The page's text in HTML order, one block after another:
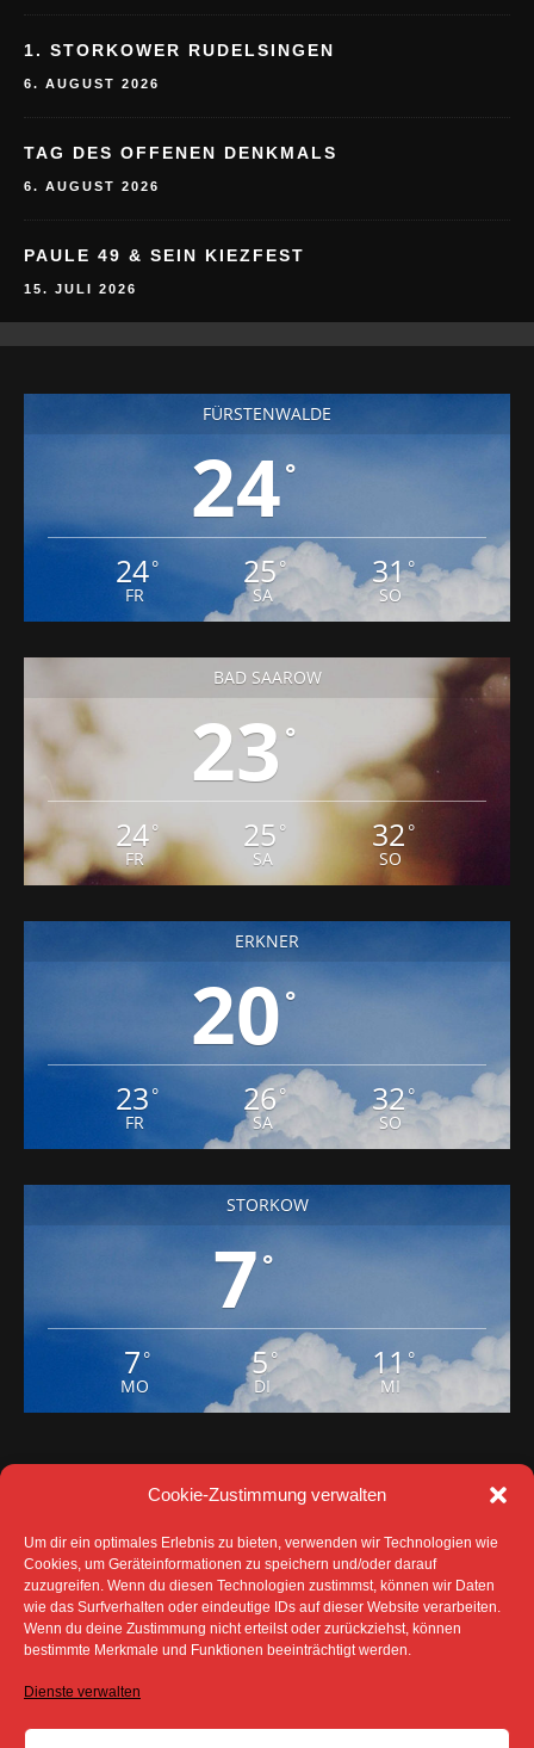
Cookie-Zustimmung verwalten
Um dir ein optimales Erlebnis zu bieten, verwenden wir Technologien wie
Cookies, um Geräteinformationen zu speichern und/oder darauf
zuzugreifen. Wenn du diesen Technologien zustimmst, können wir Daten
wie das Surfverhalten oder eindeutige IDs auf dieser Website verarbeiten.
Wenn du deine Zustimmung nicht erteilst oder zurückziehst, können
bestimmte Merkmale und Funktionen beeinträchtigt werden.
Dienste verwalten
1. STORKOWER RUDELSINGEN
6. AUGUST 2026
TAG DES OFFENEN DENKMALS
6. AUGUST 2026
PAULE 49 & SEIN KIEZFEST
15. JULI 2026
FÜRSTENWALDE
24°
24°
FR
25°
SA
31°
SO
BAD SAAROW
23 °
24°
FR
25 °
SA
32 °
SO
ERKNER
20 °
23 °
FR
26°
SA
32°
SO
STORKOW
7°
7 °
MO
5°
DI
11°
MI
IMPRESSUM
VERÖFFENTLICHTEN INFORMATIONEN UNTERLIEGEN -